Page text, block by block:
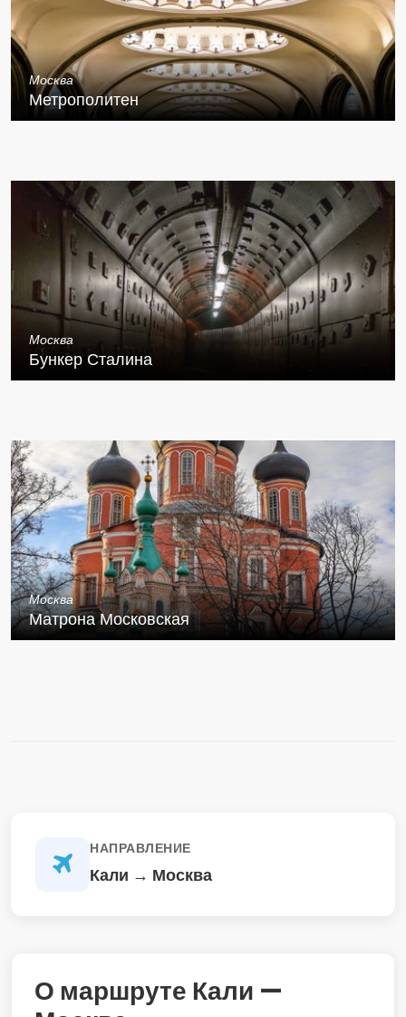
Москва
Метрополитен
Москва
Бункер Сталина
Москва
Матрона Московская
НАПРАВЛЕНИЕ
Кали → Москва
О маршруте Кали —